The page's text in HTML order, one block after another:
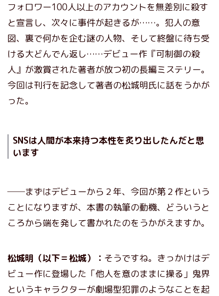
フォロワー100人以上のアカウントを無差別に殺す
と宣言し、次々に事件が起きるが……。犯人の意
図、裏で何かを企む謎の人物、そして終盤に待ち受
ける大どんでん返し……デビュー作『可制御の殺
人』が激賞された著者が放つ初の長編ミステリー。
今回は刊行を記念して著者の松城明氏に話をうかが
った。
SNSは人間が本来持つ本性を炙り出したんだと思
います
──まずはデビューから２年、今回が第２作という
ことになりますが、本書の執筆の動機、どういうと
ころから端を発して書かれたのをうかがえますか。
松城明（以下＝松城）： そうですね。きっかけはデ
ビュー作に登場した「他人を意のままに操る」鬼界
というキャラクターが劇場型犯罪のようなことを起